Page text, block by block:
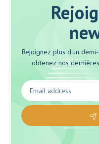
Rejoignez plus d'un
obtenez nos